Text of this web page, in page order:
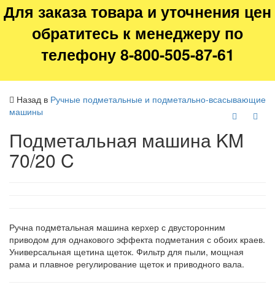
Для заказа товара и уточнения цен
обратитесь к менеджеру по
телефону 8-800-505-87-61
Назад в Ручные подметальные и подметально-всасывающие
машины
Подметальная машина KM
70/20 C
Ручна подмeтальная машина керхер с двусторонним
приводом для однакового эффекта подметания с обоих краев.
Универсальная щетина щеток. Фильтр для пыли, мощная
рама и плавное регулирование щеток и приводного вала.